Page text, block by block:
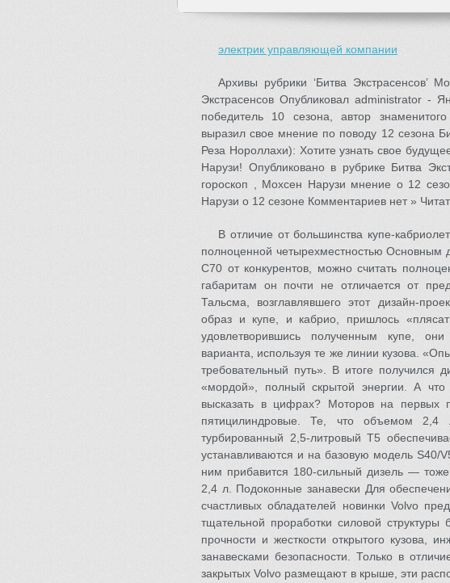
электрик управляющей компании
Архивы рубрики ‘Битва Экстрасенсов’
Экстрасенсов Опубликовал administrator -
победитель 10 сезона, автор
выразил свое мнение по поводу 12 сезона
Реза Нороллахи): Хотите узнать свое
Нарузи! Опубликовано в рубрике Битва
гороскоп , Мохсен Нарузи мнение о 12
Нарузи о 12 сезоне Комментариев нет »
В отличие от большинства купе-
полноценной четырехместностью Основным
C70 от конкурентов, можно считать
габаритам он почти не отличается от
Тальсма, возглавлявшего этот дизайн-
образ и купе, и кабрио, пришлось
удовлетворившись полученным купе,
варианта, используя те же линии кузова.
требовательный путь». В итоге получился
«мордой», полный скрытой энергии. А
высказать в цифрах? Моторов на
пятицилиндровые. Те, что объемом
турбированный 2,5-литровый Т5
устанавливаются и на базовую модель S40/
ним прибавится 180-сильный дизель —
2,4 л. Подоконные занавески Для
счастливых обладателей новинки Volvo
тщательной проработки силовой
прочности и жесткости открытого кузова,
занавесками безопасности. Только в
закрытых Volvo размещают в крыше, эти